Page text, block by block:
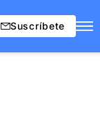
Suscríbete